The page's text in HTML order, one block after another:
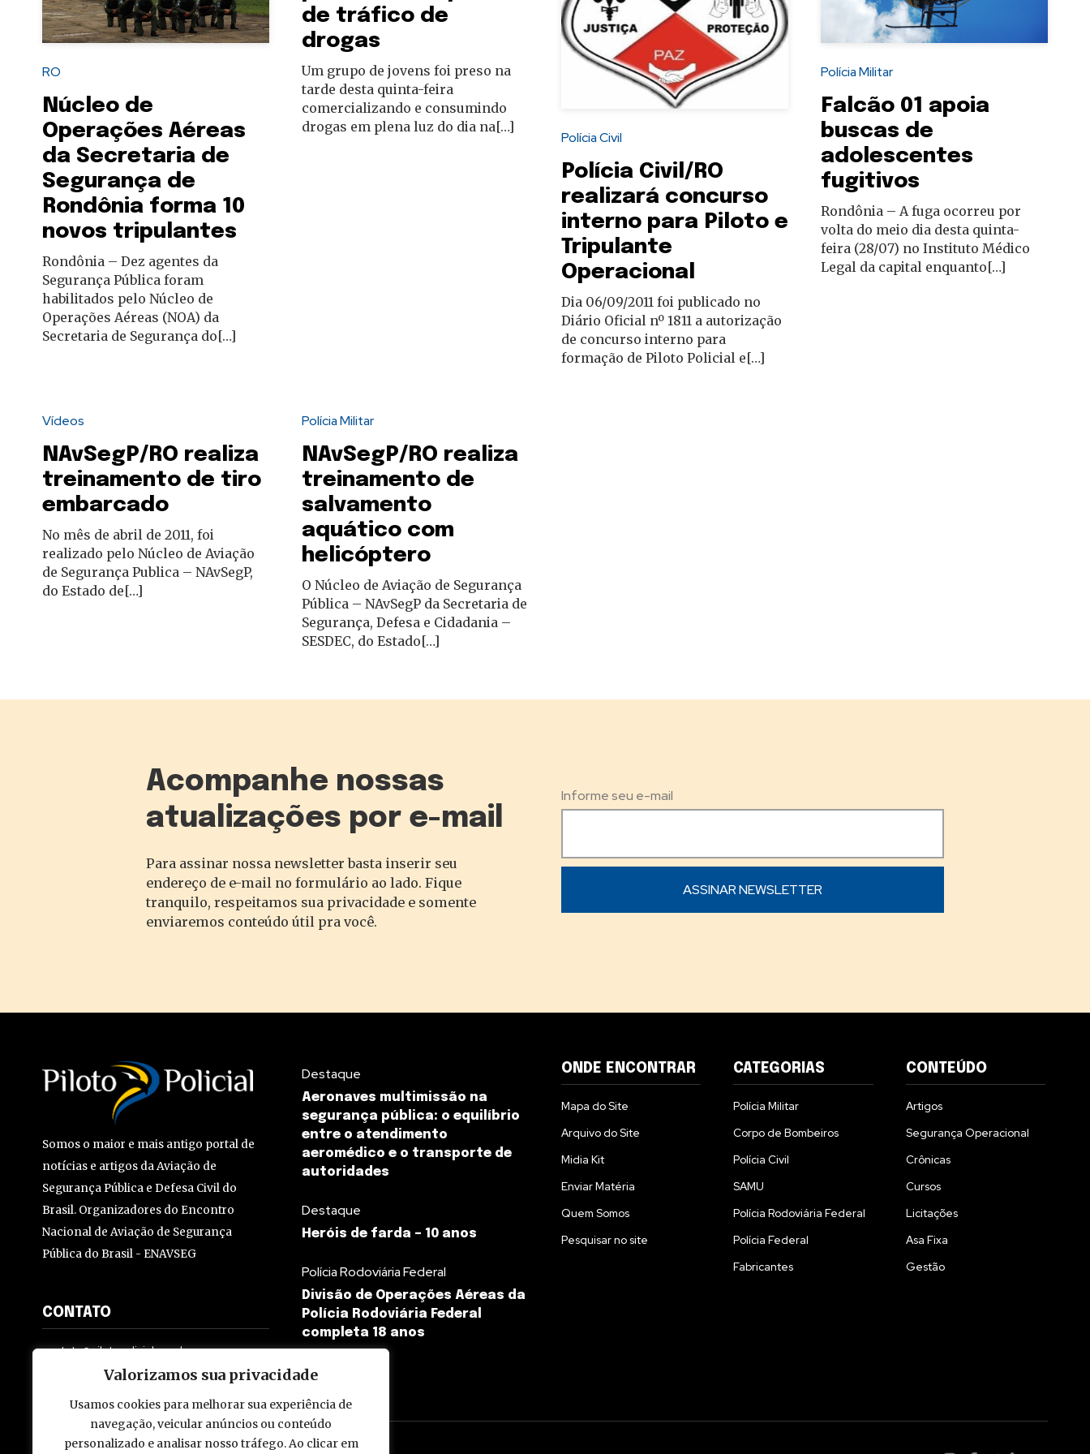
Valorizamos sua privacidade
Usamos cookies para melhorar sua experiência de
navegação, veicular anúncios ou conteúdo
personalizado e analisar nosso tráfego. Ao clicar em
autoridades
RO
Núcleo de
Operações Aéreas
da Secretaria de
Segurança de
Rondônia forma 10
novos tripulantes
Rondônia – Dez agentes da
Segurança Pública foram
habilitados pelo Núcleo de
Operações Aéreas (NOA) da
Secretaria de Segurança do[…]
de tráfico de
drogas
Um grupo de jovens foi preso na
tarde desta quinta-feira
comercializando e consumindo
drogas em plena luz do dia na[…]
Polícia Civil
Polícia Civil/RO
realizará concurso
interno para Piloto e
Tripulante
Operacional
Dia 06/09/2011 foi publicado no
Diário Oficial nº 1811 a autorização
de concurso interno para
formação de Piloto Policial e[…]
Polícia Militar
Falcão 01 apoia
buscas de
adolescentes
fugitivos
Rondônia – A fuga ocorreu por
volta do meio dia desta quinta-
feira (28/07) no Instituto Médico
Legal da capital enquanto[…]
Vídeos
NAvSegP/RO realiza
treinamento de tiro
embarcado
No mês de abril de 2011, foi
realizado pelo Núcleo de Aviação
de Segurança Publica – NAvSegP,
do Estado de[…]
Polícia Militar
NAvSegP/RO realiza
treinamento de
salvamento
aquático com
helicóptero
O Núcleo de Aviação de Segurança
Pública – NAvSegP da Secretaria de
Segurança, Defesa e Cidadania –
SESDEC, do Estado[…]
Acompanhe nossas
atualizações por e-mail
Para assinar nossa newsletter basta inserir seu
endereço de e-mail no formulário ao lado. Fique
tranquilo, respeitamos sua privacidade e somente
enviaremos conteúdo útil pra você.
Informe seu e-mail
Somos o maior e mais antigo portal de
notícias e artigos da Aviação de
Segurança Pública e Defesa Civil do
Brasil. Organizadores do Encontro
Nacional de Aviação de Segurança
Pública do Brasil - ENAVSEG
CONTATO
contato@pilotopolicial.com.br
Destaque
Aeronaves multimissão na
segurança pública: o equilíbrio
entre o atendimento
aeromédico e o transporte de
autoridades
Destaque
Heróis de farda – 10 anos
Polícia Rodoviária Federal
Divisão de Operações Aéreas da
Polícia Rodoviária Federal
completa 18 anos
ONDE ENCONTRAR
Mapa do Site
Arquivo do Site
Midia Kit
Enviar Matéria
Quem Somos
Pesquisar no site
CATEGORIAS
Polícia Militar
Corpo de Bombeiros
Polícia Civil
SAMU
Polícia Rodoviária Federal
Polícia Federal
Fabricantes
CONTEÚDO
Artigos
Segurança Operacional
Crônicas
Cursos
Licitações
Asa Fixa
Gestão